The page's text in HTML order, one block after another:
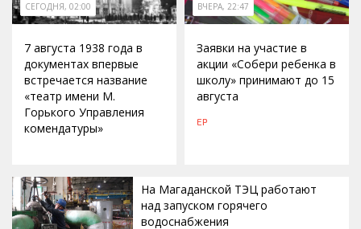
СЕГОДНЯ, 02:00
7 августа 1938 года в
документах впервые
встречается название
«театр имени М.
Горького Управления
комендатуры»
ВЧЕРА, 22:47
Заявки на участие в
акции «Собери ребенка в
школу» принимают до 15
августа
ЕР
На Магаданской ТЭЦ работают
над запуском горячего
водоснабжения